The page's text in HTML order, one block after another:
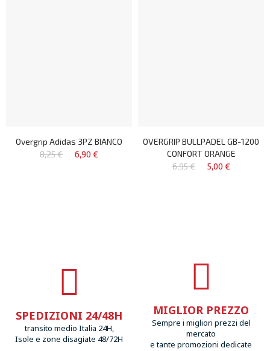
Overgrip Adidas 3PZ BIANCO
8,25 €
6,90 €
OVERGRIP BULLPADEL GB-1200
CONFORT ORANGE
6,95 €
5,00 €
SPEDIZIONI 24/48H
transito medio Italia 24H,
Isole e zone disagiate 48/72H
MIGLIOR PREZZO
Sempre i migliori prezzi del
mercato
e tante promozioni dedicate